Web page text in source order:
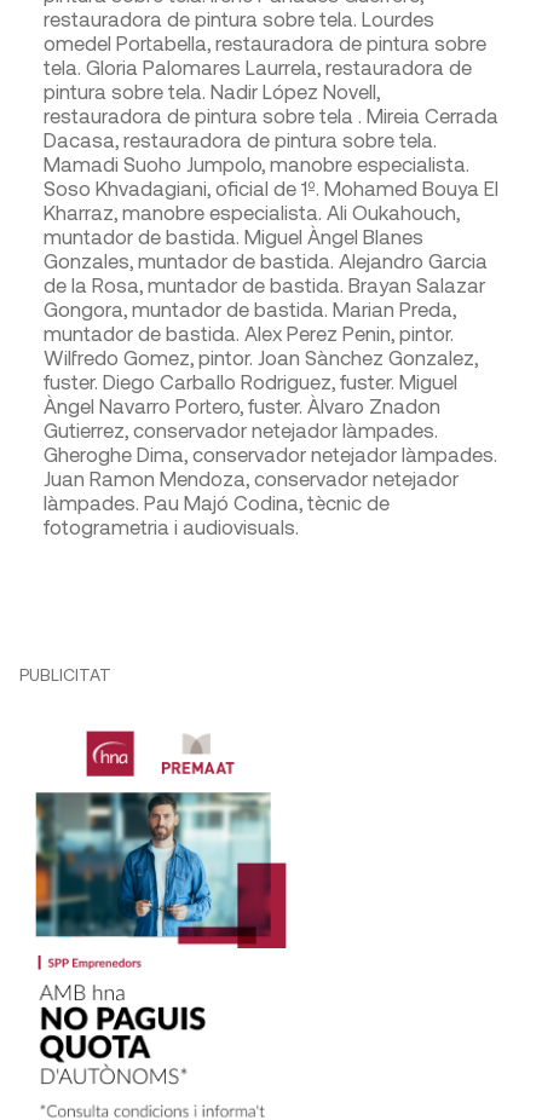
restauradora de pintura sobre tela. Lourdes
omedel Portabella, restauradora de pintura sobre
tela. Gloria Palomares Laurrela, restauradora de
pintura sobre tela. Nadir López Novell,
restauradora de pintura sobre tela . Mireia Cerrada
Dacasa, restauradora de pintura sobre tela.
Mamadi Suoho Jumpolo, manobre especialista.
Soso Khvadagiani, oficial de 1º. Mohamed Bouya El
Kharraz, manobre especialista. Ali Oukahouch,
muntador de bastida. Miguel Àngel Blanes
Gonzales, muntador de bastida. Alejandro Garcia
de la Rosa, muntador de bastida. Brayan Salazar
Gongora, muntador de bastida. Marian Preda,
muntador de bastida. Alex Perez Penin, pintor.
Wilfredo Gomez, pintor. Joan Sànchez Gonzalez,
fuster. Diego Carballo Rodriguez, fuster. Miguel
Àngel Navarro Portero, fuster. Àlvaro Znadon
Gutierrez, conservador netejador làmpades.
Gheroghe Dima, conservador netejador làmpades.
Juan Ramon Mendoza, conservador netejador
làmpades. Pau Majó Codina, tècnic de
fotogrametria i audiovisuals.
PUBLICITAT